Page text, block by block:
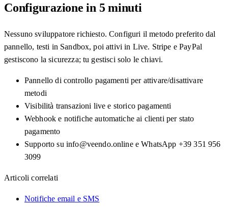
Configurazione in 5 minuti
Nessuno sviluppatore richiesto. Configuri il metodo preferito dal
pannello, testi in Sandbox, poi attivi in Live. Stripe e PayPal
gestiscono la sicurezza; tu gestisci solo le chiavi.
Pannello di controllo pagamenti per attivare/disattivare
metodi
Visibilità transazioni live e storico pagamenti
Webhook e notifiche automatiche ai clienti per stato
pagamento
Supporto su info@veendo.online e WhatsApp +39 351 956
3099
Articoli correlati
Notifiche email e SMS